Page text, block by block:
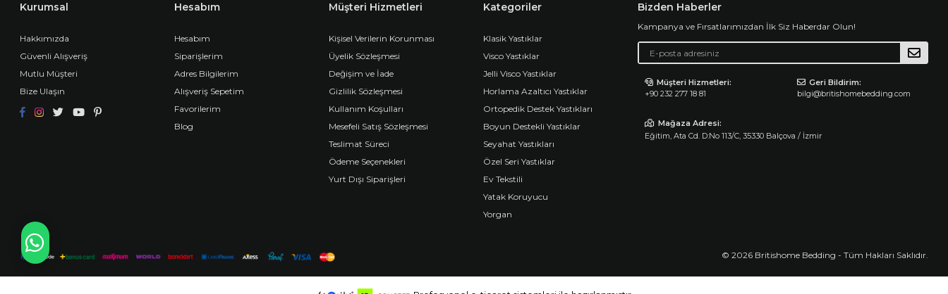
Kurumsal
Hakkımızda
Güvenli Alışveriş
Mutlu Müşteri
Bize Ulaşın
Hesabım
Hesabım
Siparişlerim
Adres Bilgilerim
Alışveriş Sepetim
Favorilerim
Blog
Müşteri Hizmetleri
Kişisel Verilerin Korunması
Üyelik Sözleşmesi
Değişim ve İade
Gizlilik Sözleşmesi
Kullanım Koşulları
Mesefeli Satış Sözleşmesi
Teslimat Süreci
Ödeme Seçenekleri
Yurt Dışı Siparişleri
Kategoriler
Klasik Yastıklar
Visco Yastıklar
Jelli Visco Yastıklar
Horlama Azaltıcı Yastıklar
Ortopedik Destek Yastıkları
Boyun Destekli Yastıklar
Seyahat Yastıkları
Özel Seri Yastıklar
Ev Tekstili
Yatak Koruyucu
Yorgan
Bizden Haberler
Kampanya ve Fırsatlarımızdan İlk Siz Haberdar Olun!
Müşteri Hizmetleri:
+90 232 277 18 81
Geri Bildirim:
bilgi@britishomebedding.com
Mağaza Adresi:
Eğitim, Ata Cd. D:No 113/C, 35330 Balçova / İzmir
© 2026 Britishome Bedding - Tüm Hakları Saklıdır.